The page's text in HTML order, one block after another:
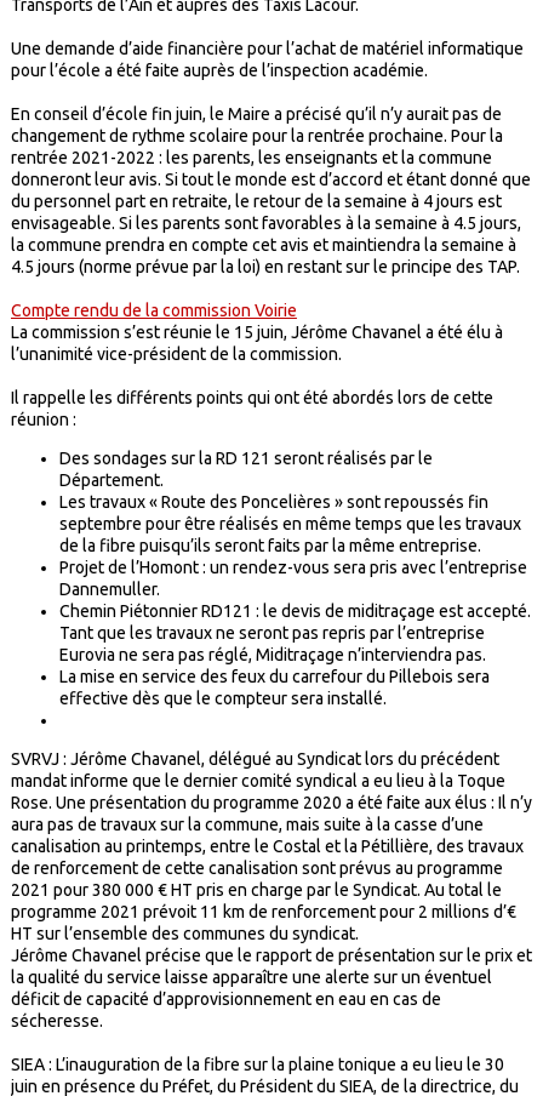
Transports de l’Ain et auprès des Taxis Lacour.
Une demande d’aide financière pour l’achat de matériel informatique
pour l’école a été faite auprès de l’inspection académie.
En conseil d’école fin juin, le Maire a précisé qu’il n’y aurait pas de
changement de rythme scolaire pour la rentrée prochaine. Pour la
rentrée 2021-2022 : les parents, les enseignants et la commune
donneront leur avis. Si tout le monde est d’accord et étant donné que
du personnel part en retraite, le retour de la semaine à 4 jours est
envisageable. Si les parents sont favorables à la semaine à 4.5 jours,
la commune prendra en compte cet avis et maintiendra la semaine à
4.5 jours (norme prévue par la loi) en restant sur le principe des TAP.
Compte rendu de la commission Voirie
La commission s’est réunie le 15 juin, Jérôme Chavanel a été élu à
l’unanimité vice-président de la commission.
Il rappelle les différents points qui ont été abordés lors de cette
réunion :
Des sondages sur la RD 121 seront réalisés par le
Département.
Les travaux « Route des Poncelières » sont repoussés fin
septembre pour être réalisés en même temps que les travaux
de la fibre puisqu’ils seront faits par la même entreprise.
Projet de l’Homont : un rendez-vous sera pris avec l’entreprise
Dannemuller.
Chemin Piétonnier RD121 : le devis de miditraçage est accepté.
Tant que les travaux ne seront pas repris par l’entreprise
Eurovia ne sera pas réglé, Miditraçage n’interviendra pas.
La mise en service des feux du carrefour du Pillebois sera
effective dès que le compteur sera installé.
SVRVJ : Jérôme Chavanel, délégué au Syndicat lors du précédent
mandat informe que le dernier comité syndical a eu lieu à la Toque
Rose. Une présentation du programme 2020 a été faite aux élus : Il n’y
aura pas de travaux sur la commune, mais suite à la casse d’une
canalisation au printemps, entre le Costal et la Pétillière, des travaux
de renforcement de cette canalisation sont prévus au programme
2021 pour 380 000 € HT pris en charge par le Syndicat. Au total le
programme 2021 prévoit 11 km de renforcement pour 2 millions d’€
HT sur l’ensemble des communes du syndicat.
Jérôme Chavanel précise que le rapport de présentation sur le prix et
la qualité du service laisse apparaître une alerte sur un éventuel
déficit de capacité d’approvisionnement en eau en cas de
sécheresse.
SIEA : L’inauguration de la fibre sur la plaine tonique a eu lieu le 30
juin en présence du Préfet, du Président du SIEA, de la directrice, du